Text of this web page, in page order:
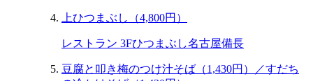
上ひつまぶし（4,800円）
レストラン 3Fひつまぶし名古屋備長
豆腐と叩き梅のつけ汁そば（1,430円）／すだち